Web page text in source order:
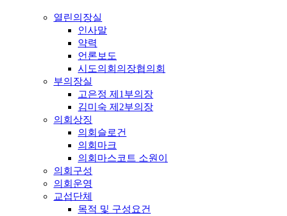
열린의장실
인사말
약력
언론보도
시도의회의장협의회
부의장실
고은정 제1부의장
김미숙 제2부의장
의회상징
의회슬로건
의회마크
의회마스코트 소원이
의회구성
의회운영
교섭단체
목적 및 구성요건